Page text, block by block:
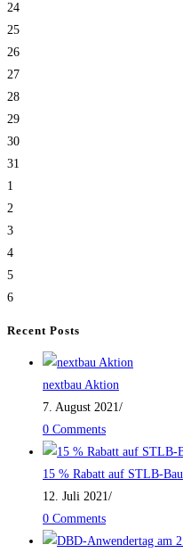
24
25
26
27
28
29
30
31
1
2
3
4
5
6
Recent Posts
nextbau Aktion
7. August 2021 /
0 Comments
15 % Rabatt auf STLB-Bau
12. Juli 2021 /
0 Comments